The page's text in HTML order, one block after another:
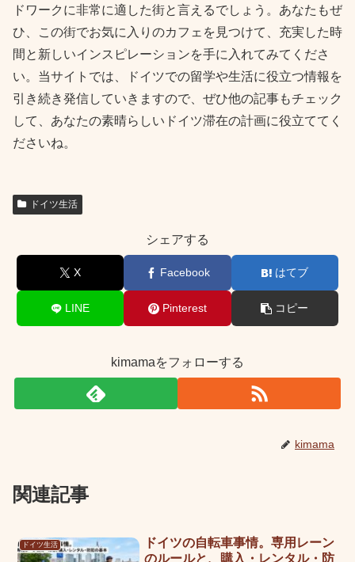
ドワークに非常に適した街と言えるでしょう。あなたもぜ
ひ、この街でお気に入りのカフェを見つけて、充実した時
間と新しいインスピレーションを手に入れてみてくださ
い。当サイトでは、ドイツでの留学や生活に役立つ情報を
引き続き発信していきますので、ぜひ他の記事もチェック
して、あなたの素晴らしいドイツ滞在の計画に役立ててく
ださいね。
ドイツ生活
シェアする
X Facebook はてブ
LINE Pinterest コピー
kimamaをフォローする
kimama
関連記事
ドイツ生活
ドイツの自転車事情。専用レーン
のルールと、購入・レンタル・防